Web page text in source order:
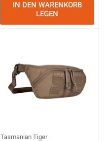
IN DEN WARENKORB
LEGEN
Tasmanian Tiger